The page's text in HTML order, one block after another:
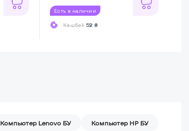
Есть в наличии
Кешбек52 ₴
Компьютер Lenovo БУ Компьютер HP БУ